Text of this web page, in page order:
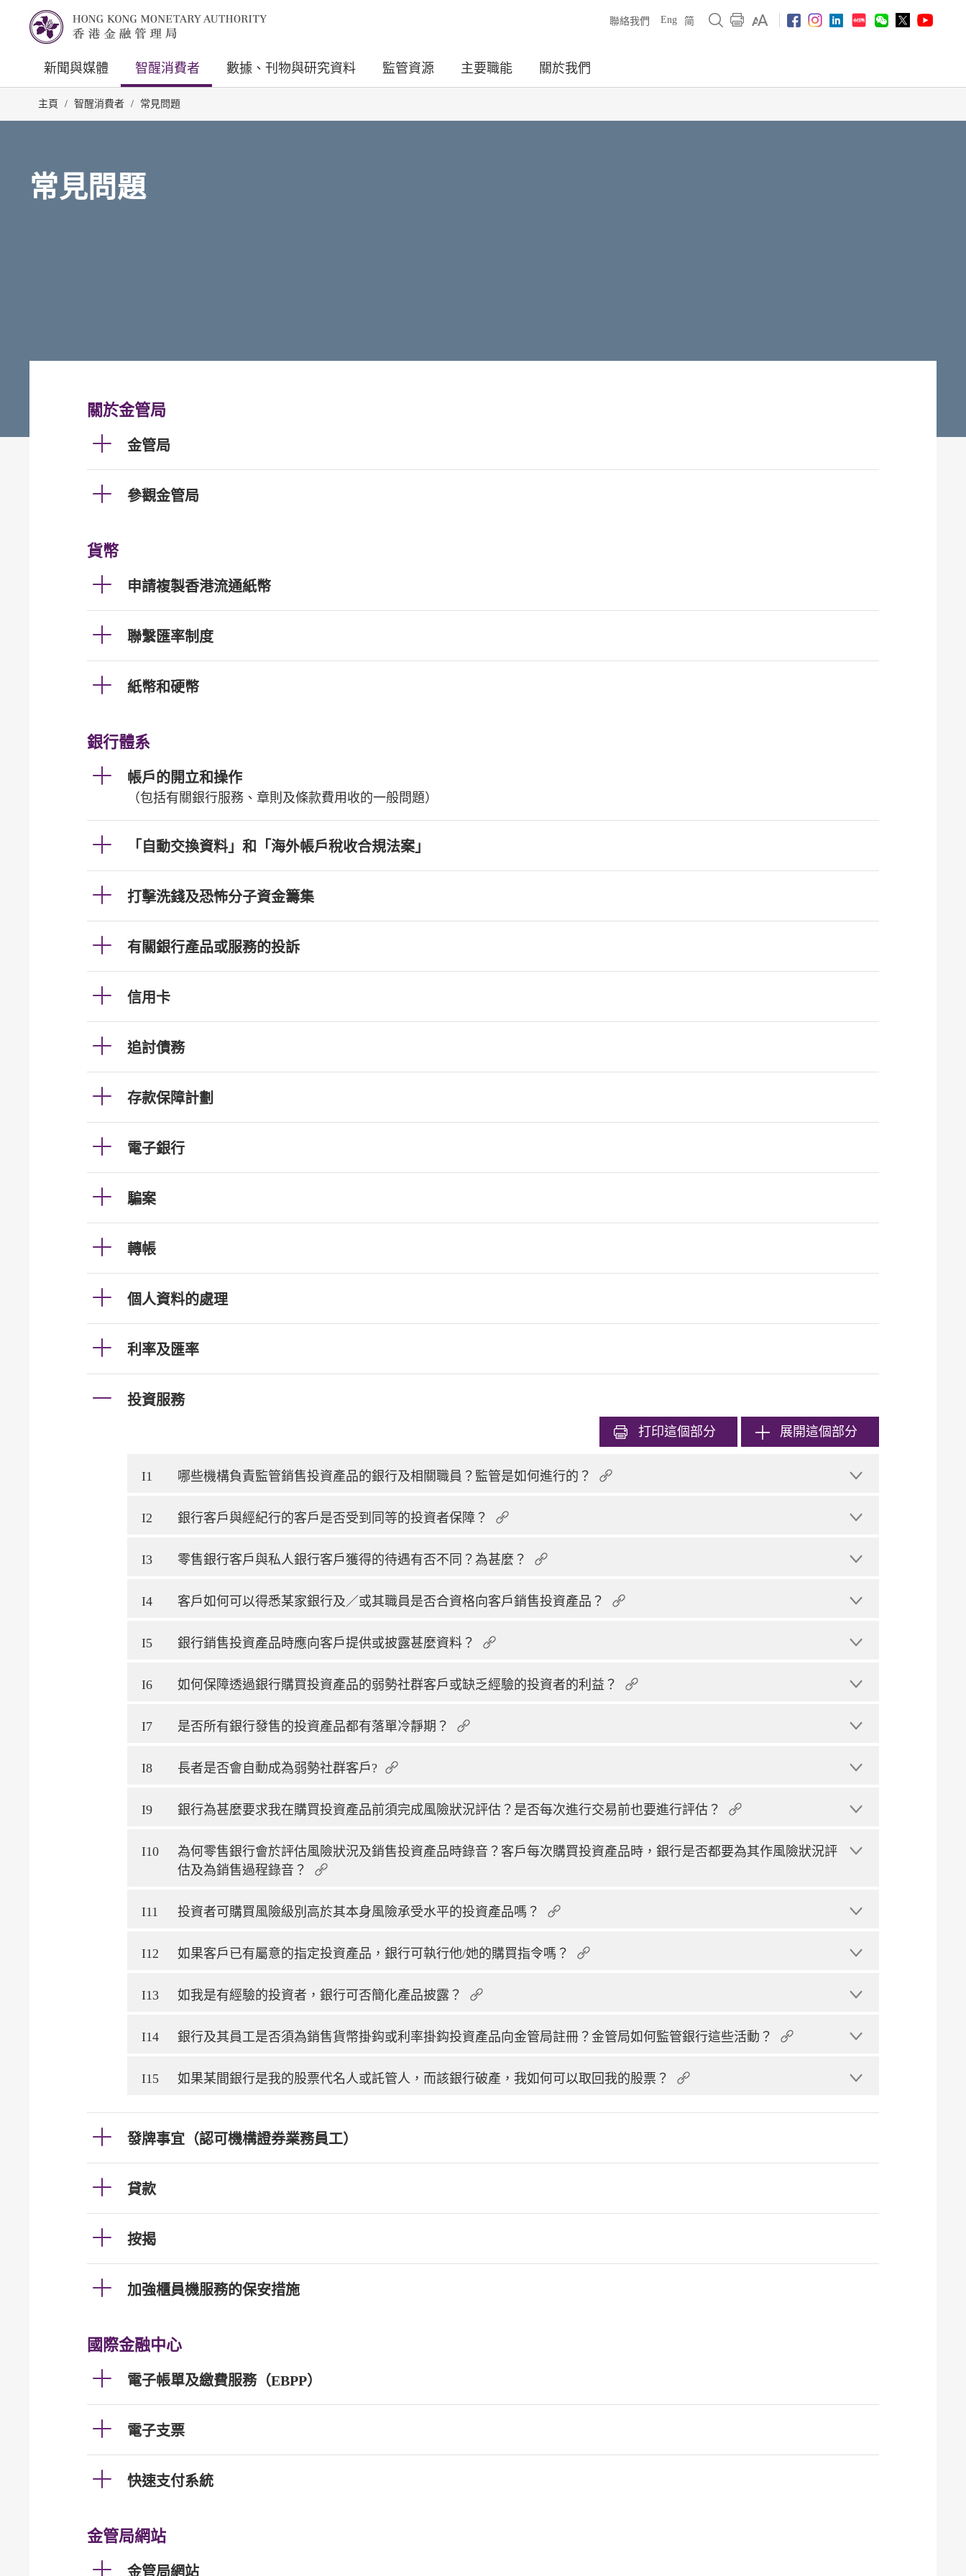
聯絡我們 Eng 简
新聞與媒體 智醒消費者 數據、刊物與研究資料 監管資源 主要職能 關於我們
主頁 / 智醒消費者 / 常見問題
常見問題
關於金管局
金管局
參觀金管局
貨幣
申請複製香港流通紙幣
聯繫匯率制度
紙幣和硬幣
銀行體系
帳戶的開立和操作
（包括有關銀行服務、章則及條款費用收的一般問題）
「自動交換資料」和「海外帳戶稅收合規法案」
打擊洗錢及恐怖分子資金籌集
有關銀行產品或服務的投訴
信用卡
追討債務
存款保障計劃
電子銀行
騙案
轉帳
個人資料的處理
利率及匯率
投資服務
打印這個部分 展開這個部分
I1 哪些機構負責監管銷售投資產品的銀行及相關職員？監管是如何進行的？
I2 銀行客戶與經紀行的客戶是否受到同等的投資者保障？
I3 零售銀行客戶與私人銀行客戶獲得的待遇有否不同？為甚麼？
I4 客戶如何可以得悉某家銀行及／或其職員是否合資格向客戶銷售投資產品？
I5 銀行銷售投資產品時應向客戶提供或披露甚麼資料？
I6 如何保障透過銀行購買投資產品的弱勢社群客戶或缺乏經驗的投資者的利益？
I7 是否所有銀行發售的投資產品都有落單冷靜期？
I8 長者是否會自動成為弱勢社群客戶?
I9 銀行為甚麼要求我在購買投資產品前須完成風險狀況評估？是否每次進行交易前也要進行評估？
I10
為何零售銀行會於評估風險狀況及銷售投資產品時錄音？客戶每次購買投資產品時，銀行是否都要為其作風險狀況評
估及為銷售過程錄音？
I11 投資者可購買風險級別高於其本身風險承受水平的投資產品嗎？
I12 如果客戶已有屬意的指定投資產品，銀行可執行他/她的購買指令嗎？
I13 如我是有經驗的投資者，銀行可否簡化產品披露？
I14 銀行及其員工是否須為銷售貨幣掛鈎或利率掛鈎投資產品向金管局註冊？金管局如何監管銀行這些活動？
I15 如果某間銀行是我的股票代名人或託管人，而該銀行破產，我如何可以取回我的股票？
發牌事宜（認可機構證券業務員工）
貸款
按揭
加強櫃員機服務的保安措施
國際金融中心
電子帳單及繳費服務（EBPP）
電子支票
快速支付系統
金管局網站
金管局網站